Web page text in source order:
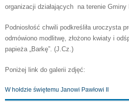
organizacji działających na terenie Gminy
Podniosłość chwili podkreśliła uroczysta
odmówiono modlitwę, złożono kwiaty i
papieża „Barkę”. (J.Cz.)
Poniżej link do galerii zdjęć:
W hołdzie świętemu Janowi Pawłowi II